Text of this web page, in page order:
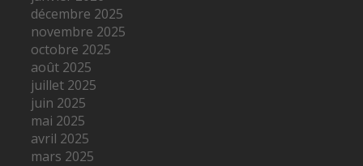
décembre 2025
novembre 2025
octobre 2025
août 2025
juillet 2025
juin 2025
mai 2025
avril 2025
mars 2025